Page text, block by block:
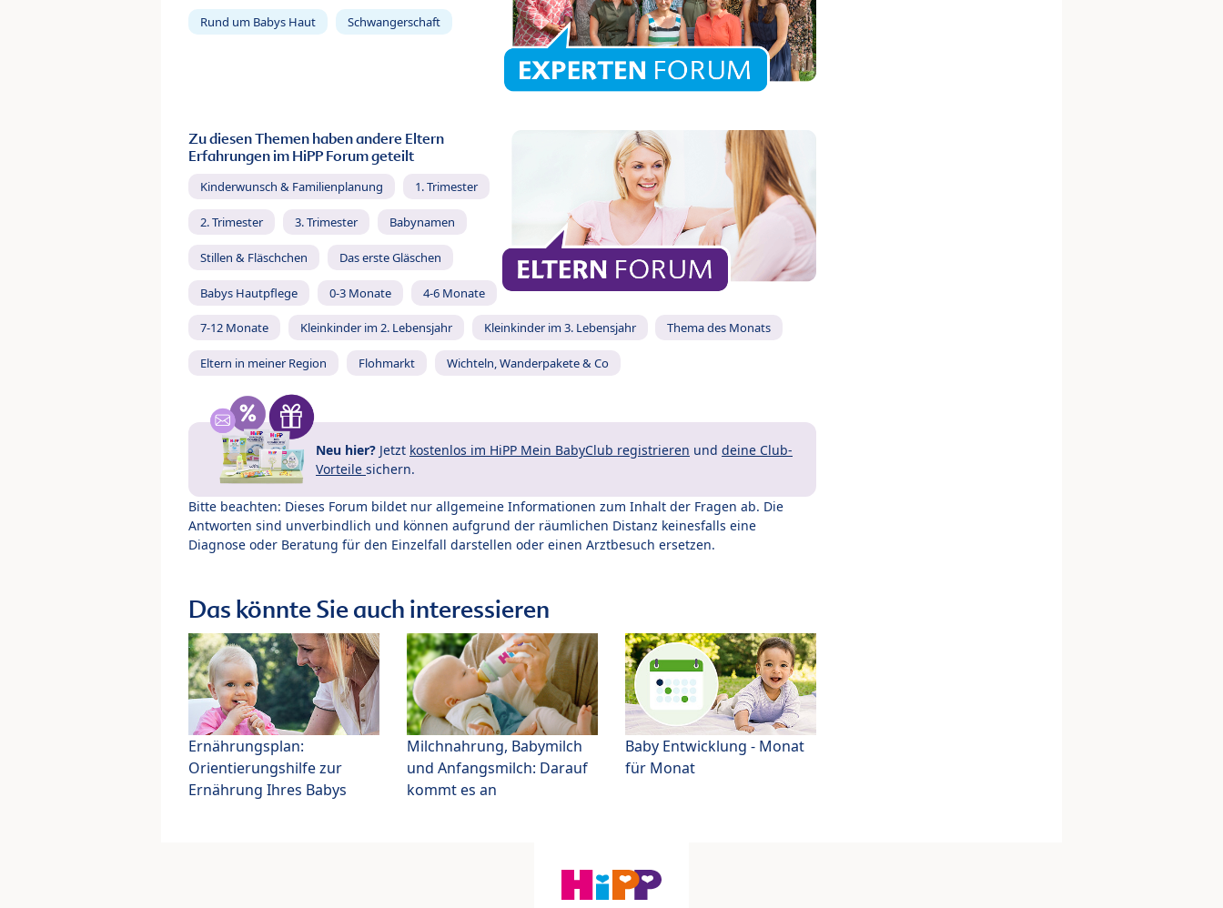
Rund um Babys Haut Schwangerschaft
Zu diesen Themen haben andere Eltern
Erfahrungen im HiPP Forum geteilt
Kinderwunsch & Familienplanung 1. Trimester
2. Trimester 3. Trimester Babynamen
Stillen & Fläschchen Das erste Gläschen
Babys Hautpflege 0-3 Monate 4-6 Monate
7-12 Monate Kleinkinder im 2. Lebensjahr Kleinkinder im 3. Lebensjahr Thema des Monats
Eltern in meiner Region Flohmarkt Wichteln, Wanderpakete & Co
Neu hier? Jetzt kostenlos im HiPP Mein BabyClub registrieren und deine Club-
Vorteile sichern.
Bitte beachten: Dieses Forum bildet nur allgemeine Informationen zum Inhalt der Fragen ab. Die
Antworten sind unverbindlich und können aufgrund der räumlichen Distanz keinesfalls eine
Diagnose oder Beratung für den Einzelfall darstellen oder einen Arztbesuch ersetzen.
Das könnte Sie auch interessieren
Ernährungsplan:
Orientierungshilfe zur
Ernährung Ihres Babys
Milchnahrung, Babymilch
und Anfangsmilch: Darauf
kommt es an
Baby Entwicklung - Monat
für Monat